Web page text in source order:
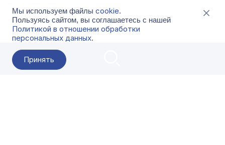
Мы используем файлы cookie.
Пользуясь сайтом, вы соглашаетесь с нашей
Политикой в отношении обработки
персональных данных.
Принять